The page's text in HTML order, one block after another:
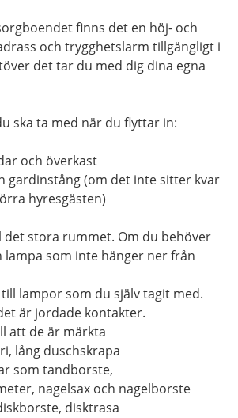
finns det en höj- och
och trygghetslarm tillgängligt i
det tar du med dig dina egna
ska ta med när du flyttar in:
och överkast
gardinstång (om det inte sitter kvar
hyresgästen)
det stora rummet. Om du behöver
lampa som inte hänger ner från
lampor som du själv tagit med.
är jordade kontakter.
att de är märkta
lång duschskrapa
som tandborste,
nagelsax och nagelborste
disktrasa